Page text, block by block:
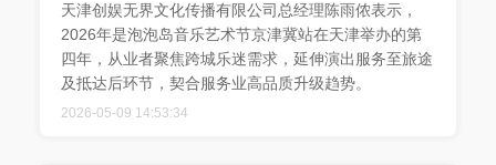
天津创娱无界文化传播有限公司总经理陈雨侬表示，
2026年是泡泡岛音乐艺术节京津冀站在天津举办的第
四年，从业者聚焦跨城乐迷需求，延伸演出服务至旅途
及抵达后环节，契合服务业高品质升级趋势。
2026-05-09 14:53:34